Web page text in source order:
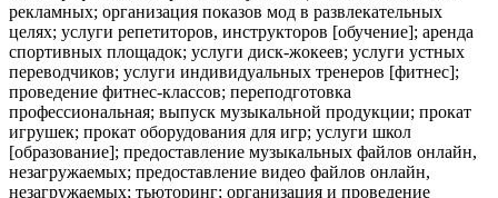
рекламных; организация показов мод в развлекательных
целях; услуги репетиторов, инструкторов [обучение]; аренда
спортивных площадок; услуги диск-жокеев; услуги устных
переводчиков; услуги индивидуальных тренеров [фитнес];
проведение фитнес-классов; переподготовка
профессиональная; выпуск музыкальной продукции; прокат
игрушек; прокат оборудования для игр; услуги школ
[образование]; предоставление музыкальных файлов онлайн,
незагружаемых; предоставление видео файлов онлайн,
незагружаемых; тьюторинг; организация и проведение